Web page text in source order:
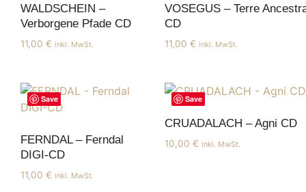
WALDSCHEIN –
Verborgene Pfade CD
11,00 € inkl. MwSt.
VOSEGUS – Terre
CD
11,00 € inkl. MwSt.
Save
FERNDAL – Ferndal
DIGI-CD
11,00 € inkl. MwSt.
Save
CRUADALACH – Agni CD
10,00 € inkl. MwSt.